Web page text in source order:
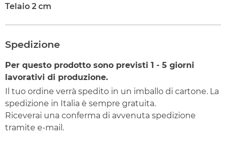
Telaio 2 cm
Spedizione
Per questo prodotto sono previsti 1 - 5 giorni
lavorativi di produzione.
Il tuo ordine verrà spedito in un imballo di cartone. La
spedizione in Italia è sempre gratuita.
Riceverai una conferma di avvenuta spedizione
tramite e-mail.